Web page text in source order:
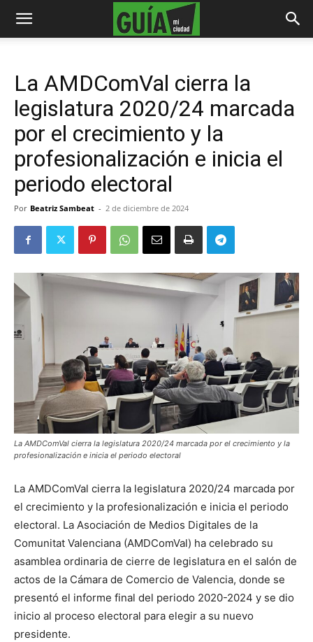
La AMDComVal cierra la
legislatura 2020/24 marcada
por el crecimiento y la
profesionalización e inicia el
periodo electoral
Por Beatriz Sambeat - 2 de diciembre de 2024
La AMDComVal cierra la legislatura 2020/24 marcada por el crecimiento y la
profesionalización e inicia el periodo electoral
La AMDComVal cierra la legislatura 2020/24 marcada por
el crecimiento y la profesionalización e inicia el periodo
electoral. La Asociación de Medios Digitales de la
Comunitat Valenciana (AMDComVal) ha celebrado su
asamblea ordinaria de cierre de legislatura en el salón de
actos de la Cámara de Comercio de Valencia, donde se
presentó el informe final del periodo 2020-2024 y se dio
inicio al proceso electoral para elegir a su nuevo
presidente.